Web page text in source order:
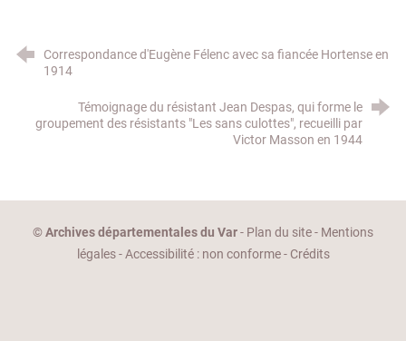
Correspondance d'Eugène Félenc avec sa fiancée Hortense en
1914
Témoignage du résistant Jean Despas, qui forme le
groupement des résistants "Les sans culottes", recueilli par
Victor Masson en 1944
©Archives départementales du Var- Plan du site- Mentions
légales-Accessibilité : non conforme- Crédits